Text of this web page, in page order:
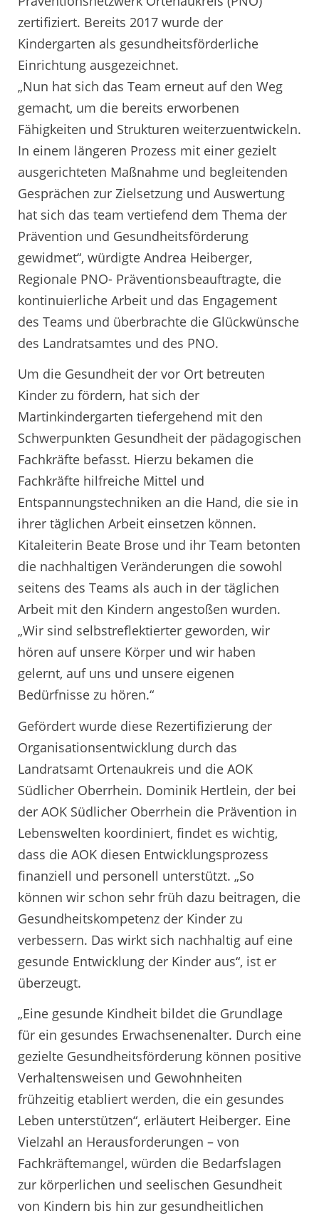
zertifiziert. Bereits 2017 wurde der
Kindergarten als gesundheitsförderliche
Einrichtung ausgezeichnet.
„Nun hat sich das Team erneut auf den Weg
gemacht, um die bereits erworbenen
Fähigkeiten und Strukturen weiterzuentwickeln.
In einem längeren Prozess mit einer gezielt
ausgerichteten Maßnahme und begleitenden
Gesprächen zur Zielsetzung und Auswertung
hat sich das team vertiefend dem Thema der
Prävention und Gesundheitsförderung
gewidmet“, würdigte Andrea Heiberger,
Regionale PNO- Präventionsbeauftragte, die
kontinuierliche Arbeit und das Engagement
des Teams und überbrachte die Glückwünsche
des Landratsamtes und des PNO.
Um die Gesundheit der vor Ort betreuten
Kinder zu fördern, hat sich der
Martinkindergarten tiefergehend mit den
Schwerpunkten Gesundheit der pädagogischen
Fachkräfte befasst. Hierzu bekamen die
Fachkräfte hilfreiche Mittel und
Entspannungstechniken an die Hand, die sie in
ihrer täglichen Arbeit einsetzen können.
Kitaleiterin Beate Brose und ihr Team betonten
die nachhaltigen Veränderungen die sowohl
seitens des Teams als auch in der täglichen
Arbeit mit den Kindern angestoßen wurden.
„Wir sind selbstreflektierter geworden, wir
hören auf unsere Körper und wir haben
gelernt, auf uns und unsere eigenen
Bedürfnisse zu hören.“
Gefördert wurde diese Rezertifizierung der
Organisationsentwicklung durch das
Landratsamt Ortenaukreis und die AOK
Südlicher Oberrhein. Dominik Hertlein, der bei
der AOK Südlicher Oberrhein die Prävention in
Lebenswelten koordiniert, findet es wichtig,
dass die AOK diesen Entwicklungsprozess
finanziell und personell unterstützt. „So
können wir schon sehr früh dazu beitragen, die
Gesundheitskompetenz der Kinder zu
verbessern. Das wirkt sich nachhaltig auf eine
gesunde Entwicklung der Kinder aus“, ist er
überzeugt.
„Eine gesunde Kindheit bildet die Grundlage
für ein gesundes Erwachsenenalter. Durch eine
gezielte Gesundheitsförderung können positive
Verhaltensweisen und Gewohnheiten
frühzeitig etabliert werden, die ein gesundes
Leben unterstützen“, erläutert Heiberger. Eine
Vielzahl an Herausforderungen – von
Fachkräftemangel, würden die Bedarfslagen
zur körperlichen und seelischen Gesundheit
von Kindern bis hin zur gesundheitlichen